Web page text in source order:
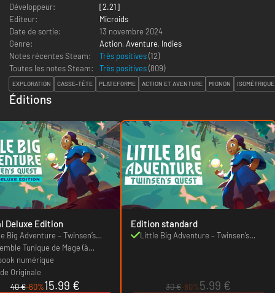
Développeur:
[2.21]
Editeur:
Microids
Date de sortie:
13 novembre 2024
Genre:
Action, Aventure, Indies
Notes récentes Steam:
Très positives(12)
Toutes les notes Steam:
Très positives(809)
EXPLORATION CASSE-TÊTE PLATEFORME ACTION ET AVENTURE MIGNON ISOMÉTRIQUE
Éditions
Deluxe Edition
Big Adventure – Twinsen’s
Tunique de Mage (à
sur 'Désert de la Feuille
numérique
Originale
40 €-60%15.99 €
Edition standard
Little Big Adventure – Twinsen’s
30 €-80%5.99 €